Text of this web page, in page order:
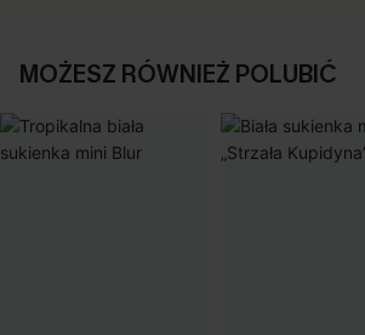
MOŻESZ RÓWNIEŻ POLUBIĆ